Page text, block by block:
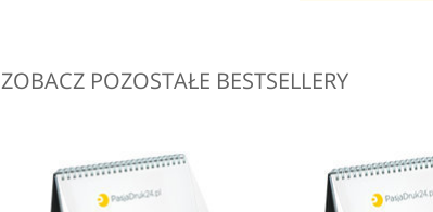
ZOBACZ POZOSTAŁE BESTSELLERY